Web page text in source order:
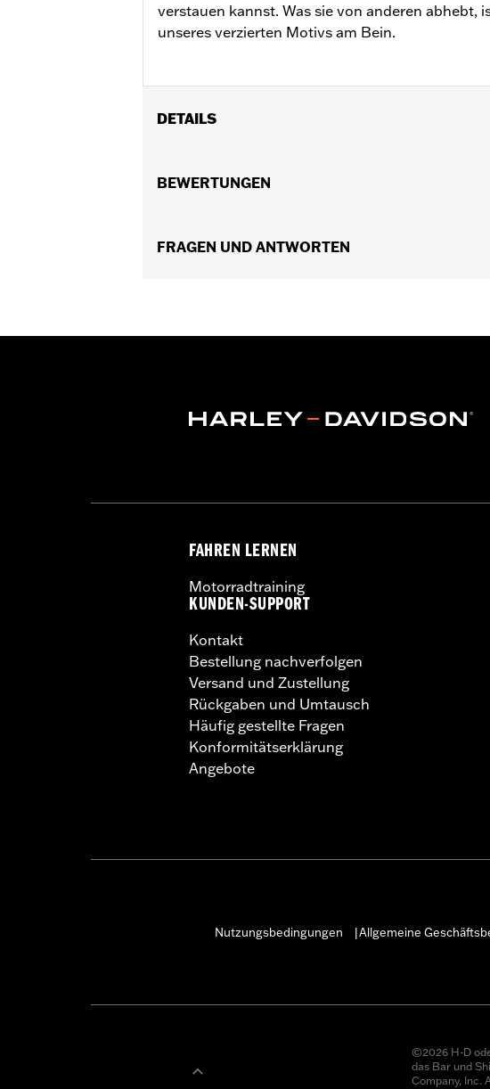
verstauen kannst. Was sie von anderen abhebt,
unseres verzierten Motivs am Bein.
DETAILS
GARANTIE:2 Jahre beschränkte Garantie – Auf
BEWERTUNGEN
FRAGEN UND ANTWORTEN
FAHREN LERNEN
Motorradtraining
KUNDEN-SUPPORT
Kontakt
Bestellung nachverfolgen
Versand und Zustellung
Rückgaben und Umtausch
Häufig gestellte Fragen
Konformitätserklärung
Angebote
Nutzungsbedingungen
Allgemeine
©2026 H-D
das Bar und
Company, Inc.